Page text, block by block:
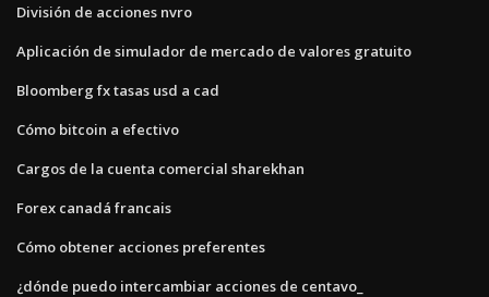
División de acciones nvro
Aplicación de simulador de mercado de valores gratuito
Bloomberg fx tasas usd a cad
Cómo bitcoin a efectivo
Cargos de la cuenta comercial sharekhan
Forex canadá francais
Cómo obtener acciones preferentes
¿dónde puedo intercambiar acciones de centavo_